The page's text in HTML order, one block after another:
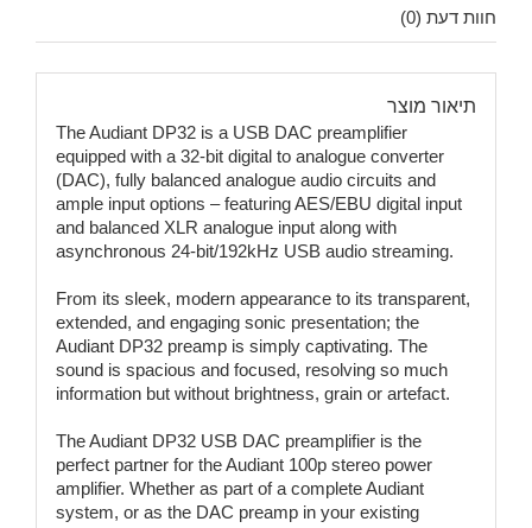
חוות דעת (0)
תיאור מוצר
The Audiant DP32 is a USB DAC preamplifier
equipped with a 32-bit digital to analogue converter
(DAC), fully balanced analogue audio circuits and
ample input options – featuring AES/EBU digital input
and balanced XLR analogue input along with
asynchronous 24-bit/192kHz USB audio streaming.
From its sleek, modern appearance to its transparent,
extended, and engaging sonic presentation; the
Audiant DP32 preamp is simply captivating. The
sound is spacious and focused, resolving so much
information but without brightness, grain or artefact.
The Audiant DP32 USB DAC preamplifier is the
perfect partner for theAudiant 100p stereo power
amplifier. Whether as part of a complete Audiant
system, or as the DAC preamp in your existing